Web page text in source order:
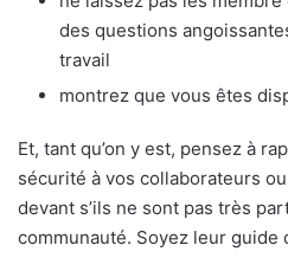
des questions
travail
montrez que vous êtes
Et, tant qu’on y est, pensez à
sécurité à vos collaborateurs
devant s’ils ne sont pas très
communauté. Soyez leur guide